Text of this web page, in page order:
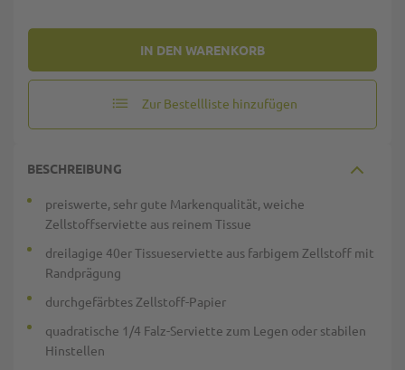
IN DEN WARENKORB
Zur Bestellliste hinzufügen
BESCHREIBUNG
preiswerte, sehr gute Markenqualität, weiche
Zellstoffserviette aus reinem Tissue
dreilagige 40er Tissueserviette aus farbigem Zellstoff mit
Randprägung
durchgefärbtes Zellstoff-Papier
quadratische 1/4 Falz-Serviette zum Legen oder stabilen
Hinstellen